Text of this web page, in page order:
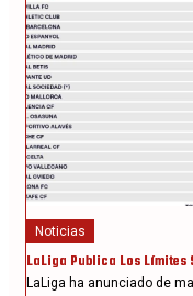
Noticias
LaLiga Publica Los Límites
LaLiga ha anunciado de